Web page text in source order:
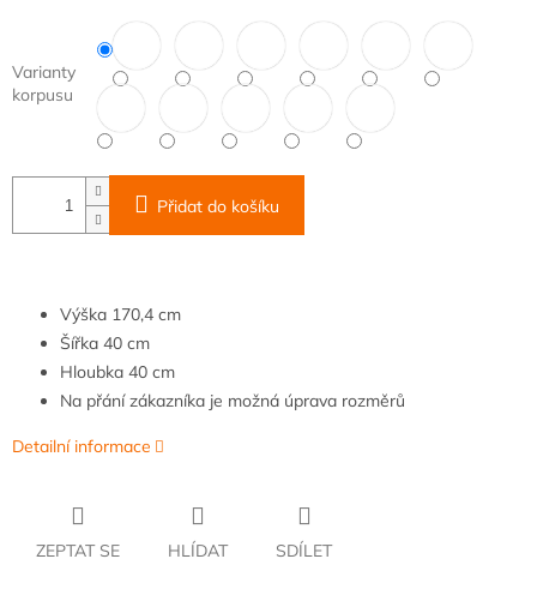
Varianty
korpusu
Přidat do košíku
Výška 170,4 cm
Šířka 40 cm
Hloubka 40 cm
Na přání zákazníka je možná úprava rozměrů
Detailní informace
ZEPTAT SE HLÍDAT SDÍLET